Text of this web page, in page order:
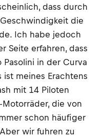
dass durch
die
Ich habe jedoch
Seite erfahren, dass
Pasolini in der Curva
meines Erachtens
mit 14 Piloten
die von
schon häufiger
wir fuhren zu